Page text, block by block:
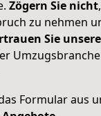
Zögern Sie nicht
zu nehmen
Sie
Formular aus